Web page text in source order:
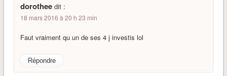
dorothee dit :
18 mars 2016 à 20 h 23 min
Faut vraiment qu un de ses 4 j investis lol
Répondre